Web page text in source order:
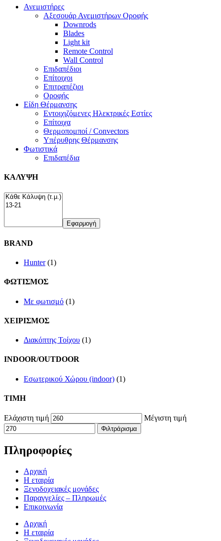
Ανεμιστήρες
Αξεσουάρ Ανεμιστήρων Οροφής
Downrods
Blades
Light kit
Remote Control
Wall Control
Επιδαπέδιοι
Επίτοιχοι
Επιτραπέζιοι
Οροφής
Είδη Θέρμανσης
Εντοιχιζόμενες Ηλεκτρικές Εστίες
Επίτοιχα
Θερμοπομποί / Convectors
Υπέρυθρης Θέρμανσης
Φωτιστικά
Επιδαπέδια
ΚΑΛΥΨΗ
Εφαρμογή
BRAND
Hunter (1)
ΦΩΤΙΣΜΟΣ
Με φωτισμό (1)
ΧΕΙΡΙΣΜΟΣ
Διακόπτης Τοίχου (1)
INDOOR/OUTDOOR
Εσωτερικού Χώρου (indoor) (1)
TIMH
Ελάχιστη τιμή Μέγιστη τιμή
Φιλτράρισμα
Πληροφορίες
Αρχική
Η εταιρία
Ξενοδοχειακές μονάδες
Παραγγελίες – Πληρωμές
Επικοινωνία
Αρχική
Η εταιρία